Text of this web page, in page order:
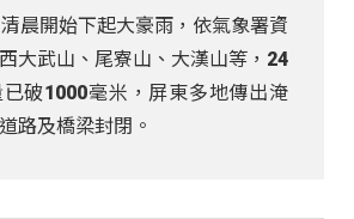
晨開始下起大豪雨，依氣象署資
大武山、尾寮山、大漢山等，24
破1000毫米，屏東多地傳出淹
路及橋梁封閉。